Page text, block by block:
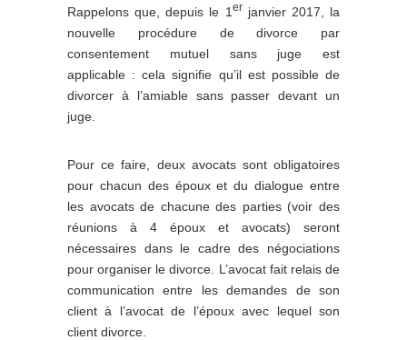
Rappelons que, depuis le 1 er janvier 2017, la
nouvelle procédure de divorce par
consentement mutuel sans juge est
applicable : cela signifie qu’il est possible de
divorcer à l’amiable sans passer devant un
juge.
Pour ce faire, deux avocats sont obligatoires
pour chacun des époux et du dialogue entre
les avocats de chacune des parties (voir des
réunions à 4 époux et avocats) seront
nécessaires dans le cadre des négociations
pour organiser le divorce. L’avocat fait relais de
communication entre les demandes de son
client à l’avocat de l’époux avec lequel son
client divorce.